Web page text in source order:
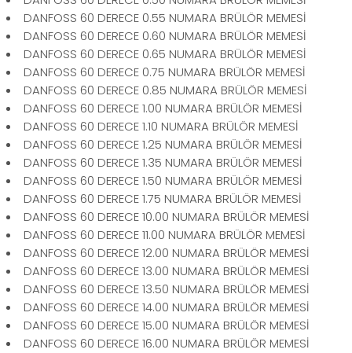
DANFOSS 60 DERECE 0.55 NUMARA BRÜLÖR MEMESİ
DANFOSS 60 DERECE 0.60 NUMARA BRÜLÖR MEMESİ
DANFOSS 60 DERECE 0.65 NUMARA BRÜLÖR MEMESİ
DANFOSS 60 DERECE 0.75 NUMARA BRÜLÖR MEMESİ
DANFOSS 60 DERECE 0.85 NUMARA BRÜLÖR MEMESİ
DANFOSS 60 DERECE 1.00 NUMARA BRÜLÖR MEMESİ
DANFOSS 60 DERECE 1.10 NUMARA BRÜLÖR MEMESİ
DANFOSS 60 DERECE 1.25 NUMARA BRÜLÖR MEMESİ
DANFOSS 60 DERECE 1.35 NUMARA BRÜLÖR MEMESİ
DANFOSS 60 DERECE 1.50 NUMARA BRÜLÖR MEMESİ
DANFOSS 60 DERECE 1.75 NUMARA BRÜLÖR MEMESİ
DANFOSS 60 DERECE 10.00 NUMARA BRÜLÖR MEMESİ
DANFOSS 60 DERECE 11.00 NUMARA BRÜLÖR MEMESİ
DANFOSS 60 DERECE 12.00 NUMARA BRÜLÖR MEMESİ
DANFOSS 60 DERECE 13.00 NUMARA BRÜLÖR MEMESİ
DANFOSS 60 DERECE 13.50 NUMARA BRÜLÖR MEMESİ
DANFOSS 60 DERECE 14.00 NUMARA BRÜLÖR MEMESİ
DANFOSS 60 DERECE 15.00 NUMARA BRÜLÖR MEMESİ
DANFOSS 60 DERECE 16.00 NUMARA BRÜLÖR MEMESİ